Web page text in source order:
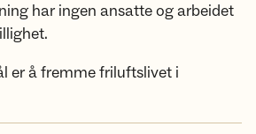
har ingen ansatte og arbeidet
er å fremme friluftslivet i